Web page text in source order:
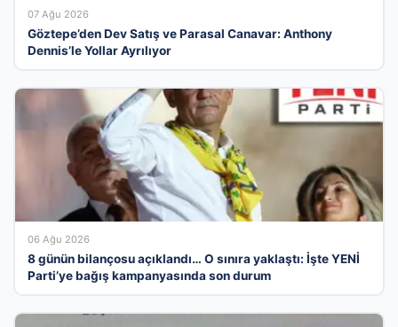
07 Ağu 2026
Göztepe’den Dev Satış ve Parasal Canavar: Anthony
Dennis’le Yollar Ayrılıyor
06 Ağu 2026
8 günün bilançosu açıklandı… O sınıra yaklaştı: İşte YENİ
Parti’ye bağış kampanyasında son durum